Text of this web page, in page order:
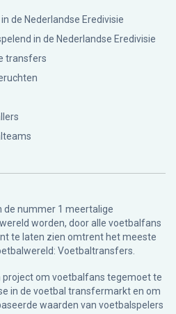
de Nederlandse Eredivisie
in de Nederlandse Eredivisie
transfers
de nummer 1 meertalige
worden, door alle voetbalfans
te laten zien omtrent het meeste
Voetbaltransfers.
project om voetbalfans tegemoet te
in de voetbal transfermarkt en om
waarden van voetbalspelers